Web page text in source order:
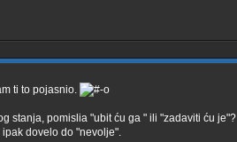
ti to pojasnio.
stanja, pomislia "ubit ću ga " ili "zadaviti ću je"?
dovelo do "nevolje".